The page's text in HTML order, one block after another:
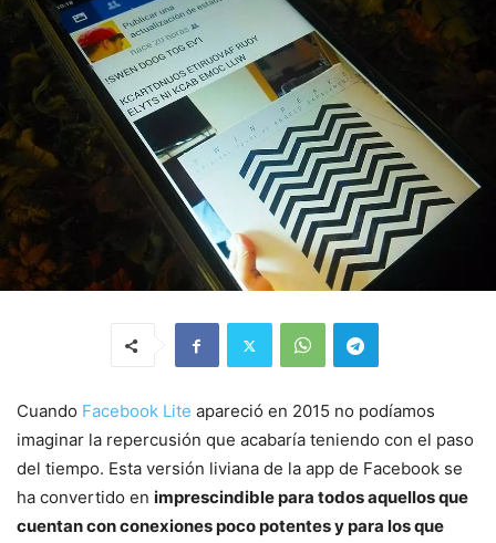
Cuando Facebook Lite apareció en 2015 no podíamos
imaginar la repercusión que acabaría teniendo con el paso
del tiempo. Esta versión liviana de la app de Facebook se
ha convertido en imprescindible para todos aquellos que
cuentan con conexiones poco potentes y para los que